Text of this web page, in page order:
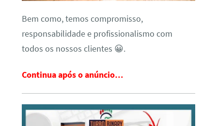
Bem como, temos compromisso,
responsabilidade e profissionalismo com
todos os nossos clientes 😀.
Continua após o anúncio…